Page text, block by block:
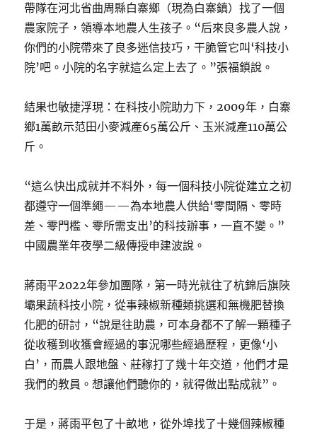
帶隊在河北省曲周縣白寨鄉（現為白寨鎮）找了一個
農家院子，領導本地農人生孩子。“后來良多農人說，
你們的小院帶來了良多迷信技巧，干脆管它叫‘科技小
院’吧。小院的名字就這么定上去了。”張福鎖說。
結果也敏捷浮現：在科技小院助力下，2009年，白寨
鄉1萬畝示范田小麥減產65萬公斤、玉米減產110萬公
斤。
“這么快出成就并不料外，每一個科技小院從建立之初
都遵守一個準繩——為本地農人供給‘零間隔、零時
差、零門檻、零所需支出’的科技辦事，一直不變。”
中國農業年夜學二級傳授申建波說。
蔣雨平2022年參加團隊，第一時光就往了杭錦后旗陜
壩果蔬科技小院，從事辣椒新種類挑選和無機肥替換
化肥的研討，“說是往助農，可本身都不了解一顆種子
從收穫到收獲會經過的事況哪些經過歷程，更像‘小
白’，而農人跟地盤、莊稼打了幾十年交道，他們才是
我們的教員。想讓他們聽你的，就得做出點成就”。
于是，蔣雨平包了十畝地，從外埠找了十幾個辣椒種